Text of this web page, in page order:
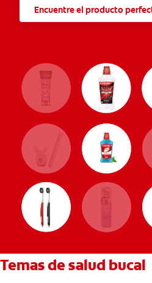
Encuentre el producto
Temas de salud bucal